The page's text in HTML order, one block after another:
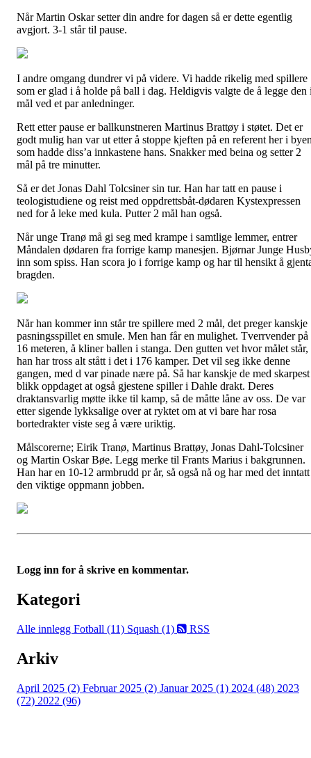
Når Martin Oskar setter din andre for dagen så er dette egentlig
avgjort. 3-1 står til pause.
I andre omgang dundrer vi på videre. Vi hadde rikelig med spillere
som er glad i å holde på ball i dag. Heldigvis valgte de å legge den
mål ved et par anledninger.
Rett etter pause er ballkunstneren Martinus Brattøy i støtet. Det er
godt mulig han var ut etter å stoppe kjeften på en referent her i
som hadde diss’a innkastene hans. Snakker med beina og setter 2
mål på tre minutter.
Så er det Jonas Dahl Tolcsiner sin tur. Han har tatt en pause i
teologistudiene og reist med oppdrettsbåt-dødaren Kystexpressen
ned for å leke med kula. Putter 2 mål han også.
Når unge Tranø må gi seg med krampe i samtlige lemmer, entrer
Måndalen dødaren fra forrige kamp manesjen. Bjørnar Junge
inn som spiss. Han scora jo i forrige kamp og har til hensikt å
bragden.
Når han kommer inn står tre spillere med 2 mål, det preger kanskje
pasningsspillet en smule. Men han får en mulighet. Tverrvender på
16 meteren, å kliner ballen i stanga. Den gutten vet hvor målet står,
han har tross alt stått i det i 176 kamper. Det vil seg ikke denne
gangen, med d var pinade nære på. Så har kanskje de med skarpest
blikk oppdaget at også gjestene spiller i Dahle drakt. Deres
draktansvarlig møtte ikke til kamp, så de måtte låne av oss. De var
etter sigende lykksalige over at ryktet om at vi bare har rosa
bortedrakter viste seg å være uriktig.
Målscorerne; Eirik Tranø, Martinus Brattøy, Jonas Dahl-Tolcsiner
og Martin Oskar Bøe. Legg merke til Frants Marius i bakgrunnen.
Han har en 10-12 armbrudd pr år, så også nå og har med det inntatt
den viktige oppmann jobben.
Logg inn for å skrive en kommentar.
Kategori
Alle innlegg Fotball (11) Squash (1) RSS
Arkiv
April 2025 (2) Februar 2025 (2) Januar 2025 (1) 2024 (48) 2023
(72) 2022 (96)